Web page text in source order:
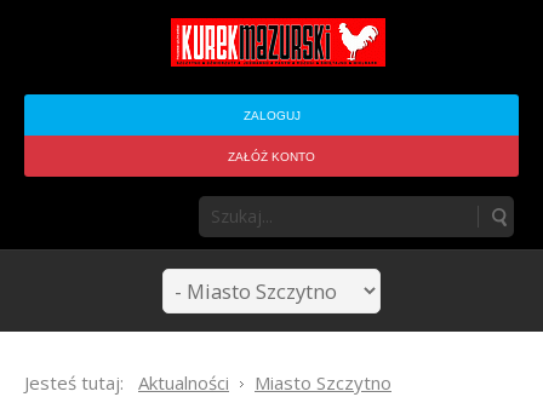
ZALOGUJ
ZAŁÓŻ KONTO
Jesteś tutaj: Aktualności Miasto Szczytno